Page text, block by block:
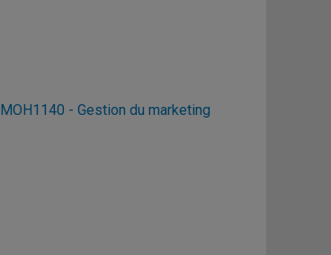
MOH1140 - Gestion du marketing